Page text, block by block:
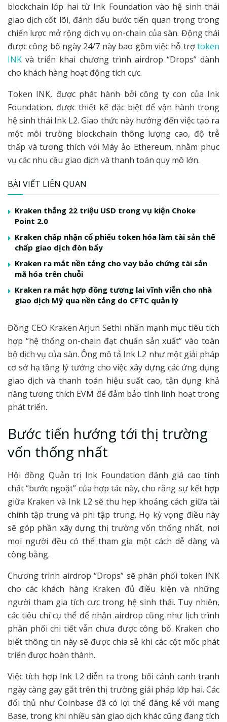
blockchain lớp hai từ Ink Foundation vào hệ sinh thái
giao dịch cốt lõi, đánh dấu bước tiến quan trọng trong
chiến lược mở rộng dịch vụ on-chain của sàn. Động thái
được công bố ngày 24/7 này bao gồm việc hỗ trợtoken
INK và triển khai chương trình airdrop “Drops” dành
cho khách hàng hoạt động tích cực.
Token INK, được phát hành bởi công ty con của Ink
Foundation, được thiết kế đặc biệt để vận hành trong
hệ sinh thái Ink L2. Giao thức này hướng đến việc tạo ra
một môi trường blockchain thông lượng cao, độ trễ
thấp và tương thích với Máy ảo Ethereum, nhằm phục
vụ các nhu cầu giao dịch và thanh toán quy mô lớn.
BÀI VIẾT LIÊN QUAN
Kraken thắng 22 triệu USD trong vụ kiện Choke
Point 2.0
Kraken chấp nhận cổ phiếu token hóa làm tài sản thế
chấp giao dịch đòn bẩy
Kraken ra mắt nền tảng cho vay bảo chứng tài sản
mã hóa trên chuỗi
Kraken ra mắt hợp đồng tương lai vĩnh viễn cho nhà
giao dịch Mỹ qua nền tảng do CFTC quản lý
Đồng CEO Kraken Arjun Sethi nhấn mạnh mục tiêu tích
hợp “hệ thống on-chain đạt chuẩn sản xuất” vào toàn
bộ dịch vụ của sàn. Ông mô tả Ink L2 như một giải pháp
cơ sở hạ tầng lý tưởng cho việc xây dựng các ứng dụng
giao dịch và thanh toán hiệu suất cao, tận dụng khả
năng tương thích EVM để đảm bảo tính linh hoạt trong
phát triển.
Bước tiến hướng tới thị trường
vốn thống nhất
Hội đồng Quản trị Ink Foundation đánh giá cao tính
chất “bước ngoặt” của hợp tác này, cho rằng sự kết hợp
giữa Kraken và Ink L2 sẽ thu hẹp khoảng cách giữa tài
chính tập trung và phi tập trung. Họ kỳ vọng điều này
sẽ góp phần xây dựng thị trường vốn thống nhất, nơi
mọi người đều có thể tham gia một cách dễ dàng và
công bằng.
Chương trình airdrop “Drops” sẽ phân phối token INK
cho các khách hàng Kraken đủ điều kiện và những
người tham gia tích cực trong hệ sinh thái. Tuy nhiên,
các tiêu chí cụ thể để nhận airdrop cũng như lịch trình
phân phối chi tiết vẫn chưa được công bố. Kraken cho
biết thông tin này sẽ được chia sẻ khi các cột mốc phát
triển được hoàn thành.
Việc tích hợp Ink L2 diễn ra trong bối cảnh cạnh tranh
ngày càng gay gắt trên thị trường giải pháp lớp hai. Các
đối thủ như Coinbase đã có lợi thế đáng kể với mạng
Base, trong khi nhiều sàn giao dịch khác cũng đang tích